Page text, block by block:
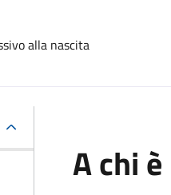
alla nascita
A chi